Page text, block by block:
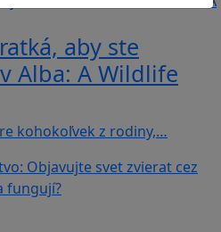
aby ste
Alba: A Wildlife
kohokoľvek z rodiny,…